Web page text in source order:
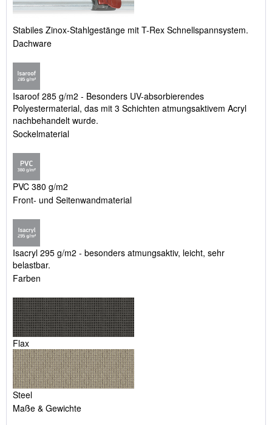
Stabiles Zinox-Stahlgestänge mit T-Rex Schnellspannsystem.
Dachware
Isaroof 285 g/m2 - Besonders UV-absorbierendes
Polyestermaterial, das mit 3 Schichten atmungsaktivem Acryl
nachbehandelt wurde.
Sockelmaterial
PVC 380 g/m2
Front- und Seitenwandmaterial
Isacryl 295 g/m2 - besonders ­atmungsaktiv, leicht, sehr
belastbar.
Farben
Flax
Steel
Maße & Gewichte